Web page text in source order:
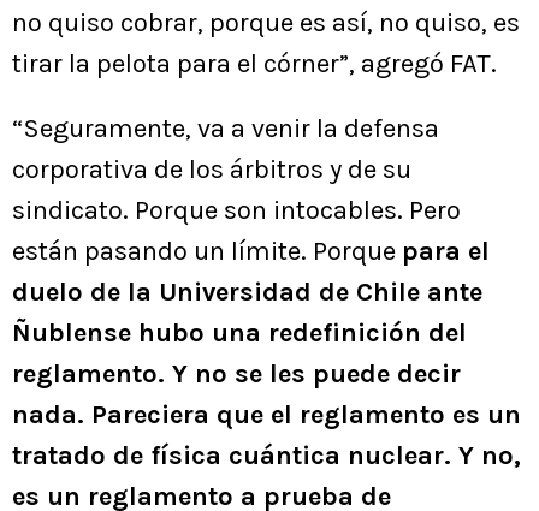
no quiso cobrar, porque es así, no quiso, es
tirar la pelota para el córner”, agregó FAT.
“Seguramente, va a venir la defensa
corporativa de los árbitros y de su
sindicato. Porque son intocables. Pero
están pasando un límite. Porque para el
duelo de la Universidad de Chile ante
Ñublense hubo una redefinición del
reglamento. Y no se les puede decir
nada. Pareciera que el reglamento es un
tratado de física cuántica nuclear. Y no,
es un reglamento a prueba de